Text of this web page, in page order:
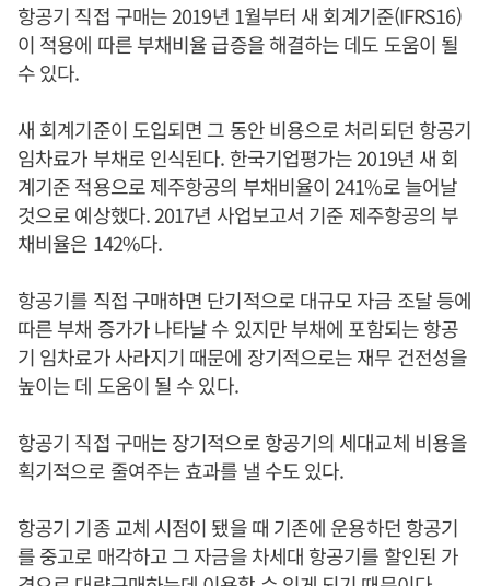
항공기 직접 구매는 2019년 1월부터 새 회계기준(IFRS16)
이 적용에 따른 부채비율 급증을 해결하는 데도 도움이 될
수 있다.
새 회계기준이 도입되면 그 동안 비용으로 처리되던 항공기
임차료가 부채로 인식된다. 한국기업평가는 2019년 새 회
계기준 적용으로 제주항공의 부채비율이 241%로 늘어날
것으로 예상했다. 2017년 사업보고서 기준 제주항공의 부
채비율은 142%다.
항공기를 직접 구매하면 단기적으로 대규모 자금 조달 등에
따른 부채 증가가 나타날 수 있지만 부채에 포함되는 항공
기 임차료가 사라지기 때문에 장기적으로는 재무 건전성을
높이는 데 도움이 될 수 있다.
항공기 직접 구매는 장기적으로 항공기의 세대교체 비용을
획기적으로 줄여주는 효과를 낼 수도 있다.
항공기 기종 교체 시점이 됐을 때 기존에 운용하던 항공기
를 중고로 매각하고 그 자금을 차세대 항공기를 할인된 가